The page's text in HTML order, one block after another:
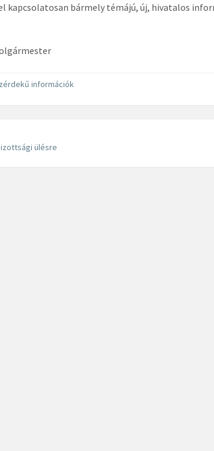
kapcsolatosan bármely témájú, új, hivatalos
információk
ülésre